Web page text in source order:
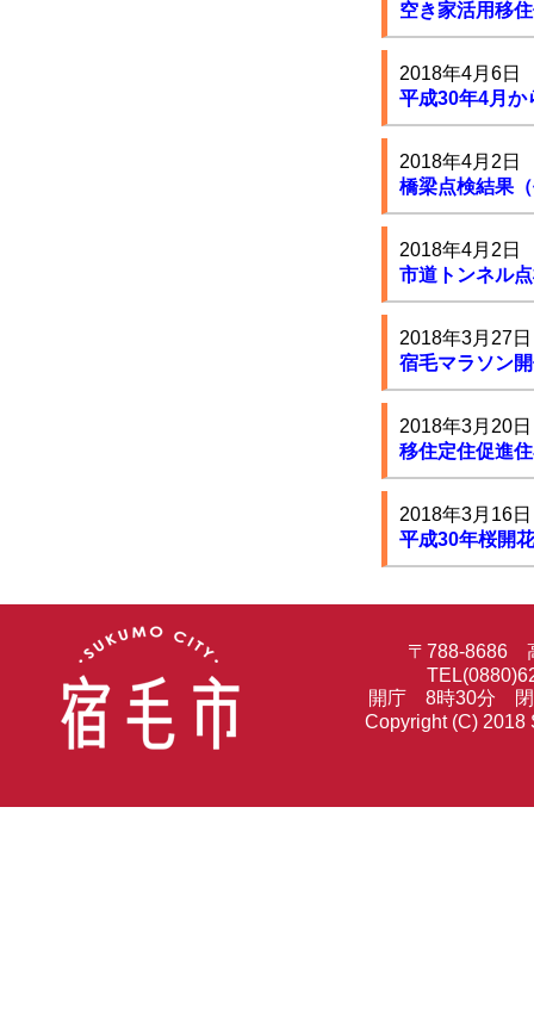
空き家活用移
2018年4月6日
平成30年4月か
2018年4月2日
橋梁点検結果
2018年4月2日
市道トンネル
2018年3月27日
宿毛マラソン
2018年3月20日
移住定住促進
2018年3月16日
平成30年桜開花
〒788-8686
開庁 8時30分 閉
Copyright (C) 2018